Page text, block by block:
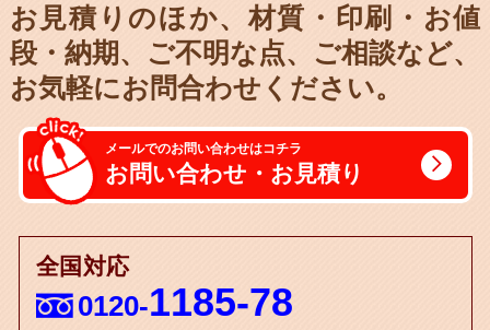
お見積りのほか、材質・印刷・お値
段・納期、
ご不明な点、ご相談など、
お気軽にお問合わせください。
メールでのお問い合わせはコチラ
お問い合わせ・お見積り
全国対応
0120-1185-78